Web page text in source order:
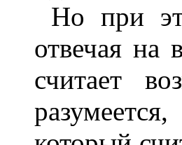
Но при
отвечая на
считает